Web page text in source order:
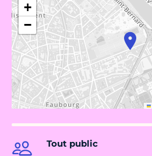
+
−
Tout public